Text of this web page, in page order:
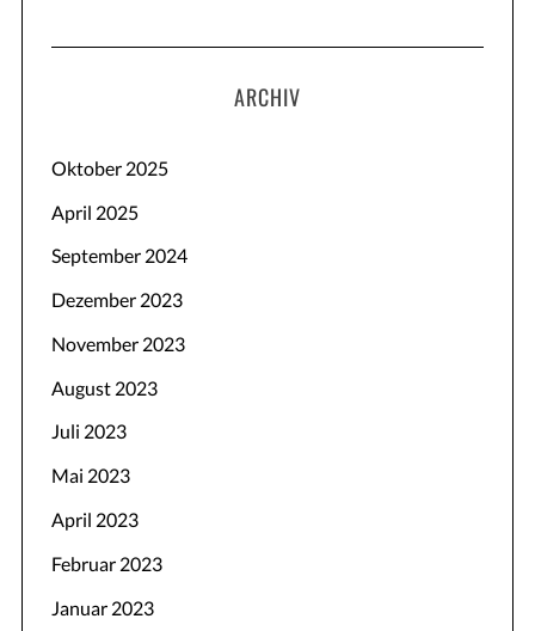
ARCHIV
Oktober 2025
April 2025
September 2024
Dezember 2023
November 2023
August 2023
Juli 2023
Mai 2023
April 2023
Februar 2023
Januar 2023